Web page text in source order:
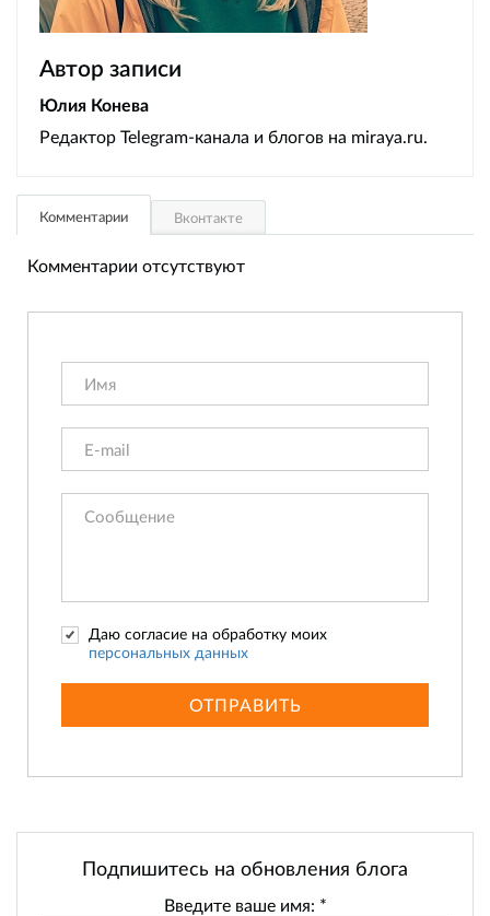
Автор записи
Юлия Конева
Редактор Telegram-канала и блогов на miraya.ru.
Комментарии Вконтакте
Комментарии отсутствуют
Даю согласие на обработку моих
персональных данных
ОТПРАВИТЬ
Подпишитесь на обновления блога
Введите ваше имя: *